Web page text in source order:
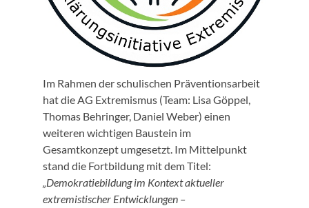
Im Rahmen der schulischen Präventionsarbeit
hat die AG Extremismus (Team: Lisa Göppel,
Thomas Behringer, Daniel Weber) einen
weiteren wichtigen Baustein im
Gesamtkonzept umgesetzt. Im Mittelpunkt
stand die Fortbildung mit dem Titel:
„Demokratiebildung im Kontext aktueller
extremistischer Entwicklungen –